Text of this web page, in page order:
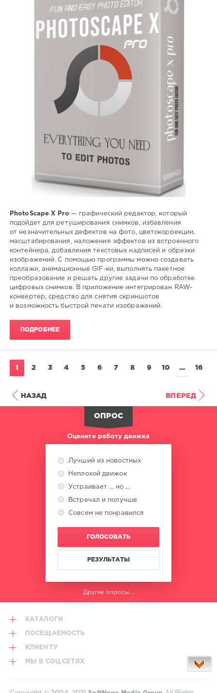
SamDel
цветокоррекция
,
PhotoScape X Pro — графический редактор, который
подойдет для ретуширования снимков, избавления
от незначительных дефектов на фото, цветокоррекции,
масштабирования, наложения эффектов из встроенного
контейнера, добавления текстовых надписей и обрезки
изображений. С помощью программы можно создавать
коллажи, анимационные GIF-ки, выполнять пакетное
преобразование и решать другие задачи по обработке
цифровых снимков. В приложение интегрирован RAW-
конвертер, средство для снятия скриншотов
и возможность быстрой печати изображений.
ПОДРОБНЕЕ
1 2 3 4 5 6 7 8 9 10 ... 16
НАЗАД ВПЕРЕД
ОПРОС
Оцените работу движка
Лучший из новостных
Неплохой движок
Устраивает ... но ...
Встречал и получше
Совсем не понравился
ГОЛОСОВАТЬ
РЕЗУЛЬТАТЫ
Другие опросы...
КАТАЛОГИ
ПОСЕЩАЕМОСТЬ
КЛИЕНТУ
МЫ В СОЦ.СЕТЯХ